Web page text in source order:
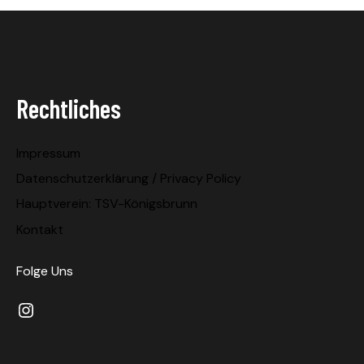
Rechtliches
Impressum
Datenschutzerklärung / Privacy Policy
Hauptverein: TSV-Königsbrunn
Kontakt
Folge Uns